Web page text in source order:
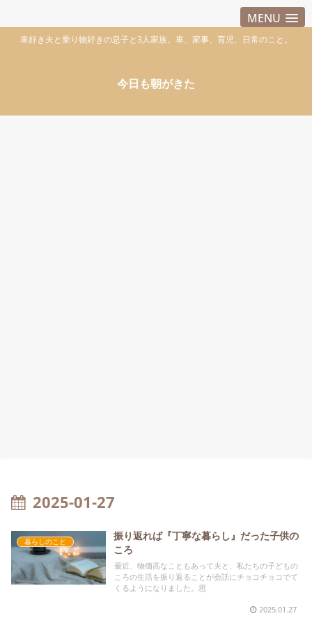
MENU
車好き夫と乗り物好きの息子と3人家族。車、家事、育児、日常のこと。
今日も朝がきた
2025-01-27
暮らしのこと
振り返れば『丁寧な暮らし』だった子供の
ころ
最近、物価高なこともあって夫と、私たちの子どもの
ころの生活を振り返ることが会話にチョコチョコでて
くるようになりました。思
2025.01.27